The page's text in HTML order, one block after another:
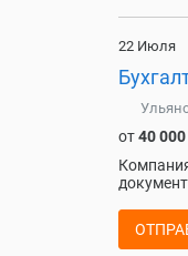
22 Июля
от40 000